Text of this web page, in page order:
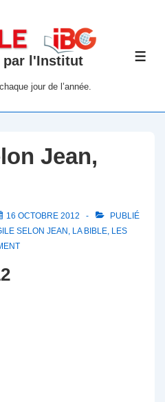
par l'Institut
jour de l’année.
Jean,
16 OCTOBRE 2012
PUBLIÉ
SELON JEAN , LA BIBLE, LES